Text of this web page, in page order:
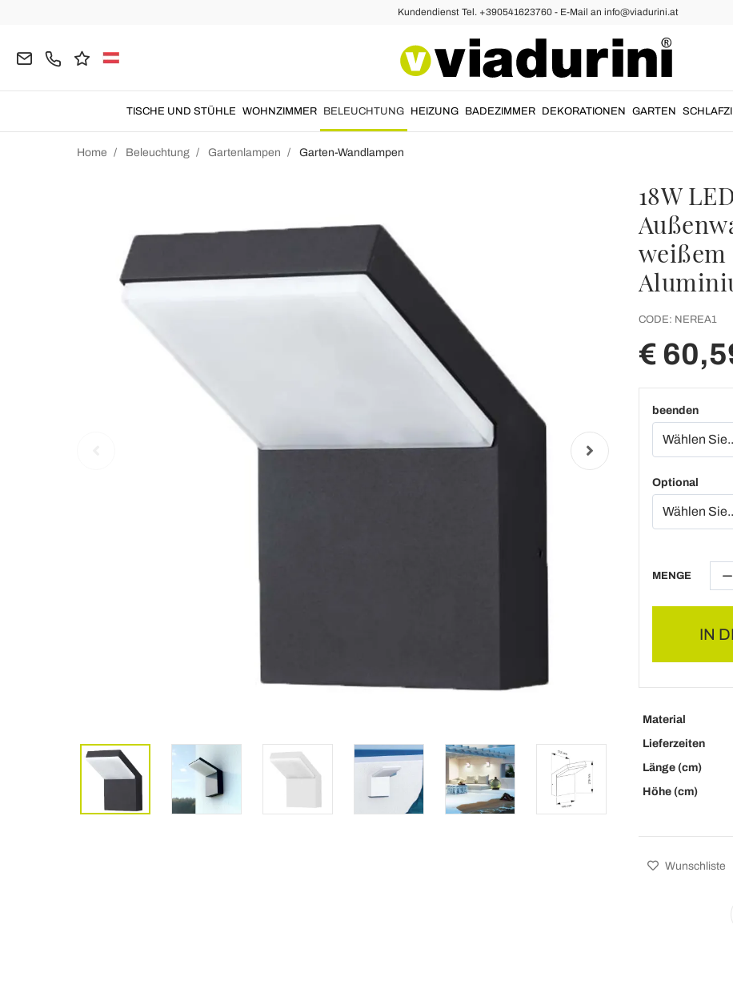
Kundendienst Tel. +390541623760 - E-Mail an info@viadurini.at
TISCHE UND STÜHLE WOHNZIMMER BELEUCHTUNG HEIZUNG BADEZIMMER DEKORATIONEN GARTEN
Home Beleuchtung Gartenlampen Garten-Wandlampen
18W
weißem
CODE: NEREA1
€
beenden
Optional
MENGE
IN
Material
Lieferzeiten
Länge (cm)
Höhe (cm)
Wunschliste